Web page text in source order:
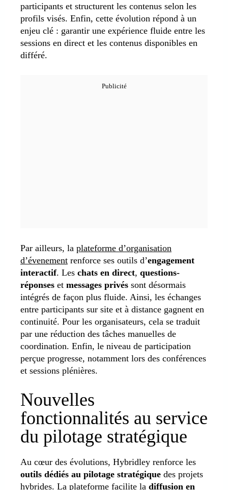
participants et structurent les contenus selon les
profils visés. Enfin, cette évolution répond à un
enjeu clé : garantir une expérience fluide entre les
sessions en direct et les contenus disponibles en
différé.
Par ailleurs, la plateforme d’organisation
d’évenement renforce ses outils d’engagement
interactif. Les chats en direct, questions-
réponses et messages privés sont désormais
intégrés de façon plus fluide. Ainsi, les échanges
entre participants sur site et à distance gagnent en
continuité. Pour les organisateurs, cela se traduit
par une réduction des tâches manuelles de
coordination. Enfin, le niveau de participation
perçue progresse, notamment lors des conférences
et sessions plénières.
Nouvelles
fonctionnalités au service
du pilotage stratégique
Au cœur des évolutions, Hybridley renforce les
outils dédiés au pilotage stratégique des projets
hybrides. La plateforme facilite la diffusion en